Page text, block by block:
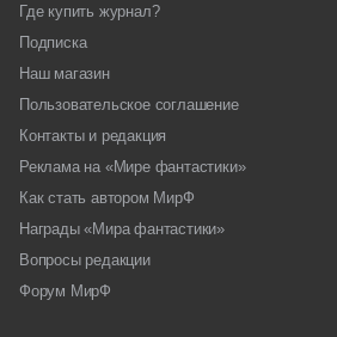
Где купить журнал?
Подписка
Наш магазин
Пользовательское соглашение
Контакты и редакция
Реклама на «Мире фантастики»
Как стать автором МирФ
Награды «Мира фантастики»
Вопросы редакции
Форум МирФ